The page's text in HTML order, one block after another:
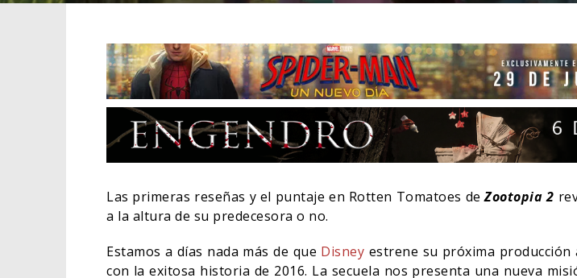
Las primeras reseñas y el puntaje en Rotten Tomatoes deZootopia 2
a la altura de su predecesora o no.
Estamos a días nada más de que Disney estrene su próxima producción
con la exitosa historia de 2016. La secuela nos presenta una nueva